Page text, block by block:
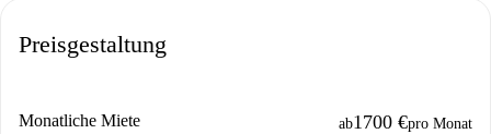
Preisgestaltung
Monatliche Miete ab1700 €pro Monat